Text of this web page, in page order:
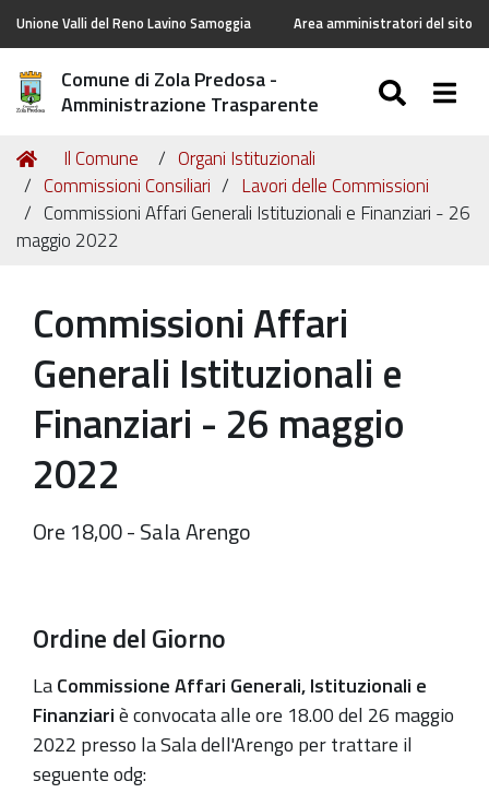
Unione Valli del Reno Lavino Samoggia Area amministratori del sito
Comune di Zola Predosa -
Amministrazione Trasparente
Tu
sei
qui:
Home
Il Comune
Organi Istituzionali
Commissioni Consiliari
Lavori delle Commissioni
Commissioni Affari Generali Istituzionali e Finanziari - 26
maggio 2022
Commissioni Affari
Generali Istituzionali e
Finanziari - 26 maggio
2022
Ore 18,00 - Sala Arengo
Ordine del Giorno
LaCommissione Affari Generali, Istituzionali e
Finanziariè convocata alle ore 18.00 del 26 maggio
2022 presso la Sala dell'Arengo per trattare il
seguente odg: